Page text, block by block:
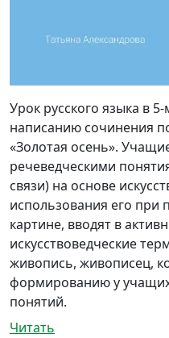
Урок русского языка в
написанию сочинения
«Золотая осень».
речеведческими
связи) на основе
использования его при
картине, вводят в
искусствоведческие
живопись, живописец,
формированию у
понятий.
Читать